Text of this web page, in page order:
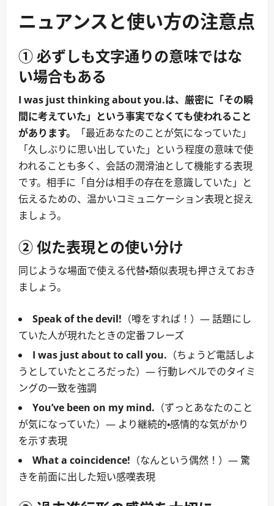
ニュアンスと使い方の注意点
① 必ずしも文字通りの意味ではな
い場合もある
I was just thinking about you.は、厳密に「その瞬
間に考えていた」という事実でなくても使われること
があります。
「最近あなたのことが気になっていた」
「久しぶりに思い出していた」という程度の意味で使
われることも多く、会話の潤滑油として機能する表現
です。相手に「自分は相手の存在を意識していた」と
伝えるための、温かいコミュニケーション表現と捉え
ましょう。
② 似た表現との使い分け
同じような場面で使える代替・類似表現も押さえておき
ましょう。
Speak of the devil! （噂をすれば！）― 話題にし
ていた人が現れたときの定番フレーズ
I was just about to call you. （ちょうど電話しよ
うとしていたところだった）― 行動レベルでのタイミ
ングの一致を強調
You’ve been on my mind. （ずっとあなたのこと
が気になっていた）― より継続的・感情的な気がかり
を示す表現
What a coincidence! （なんという偶然！）― 驚
きを前面に出した短い感嘆表現